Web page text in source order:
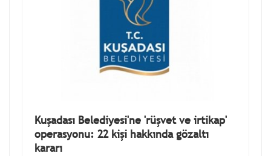
Kuşadası Belediyesi'ne 'rüşvet ve irtikap'
operasyonu: 22 kişi hakkında gözaltı
kararı